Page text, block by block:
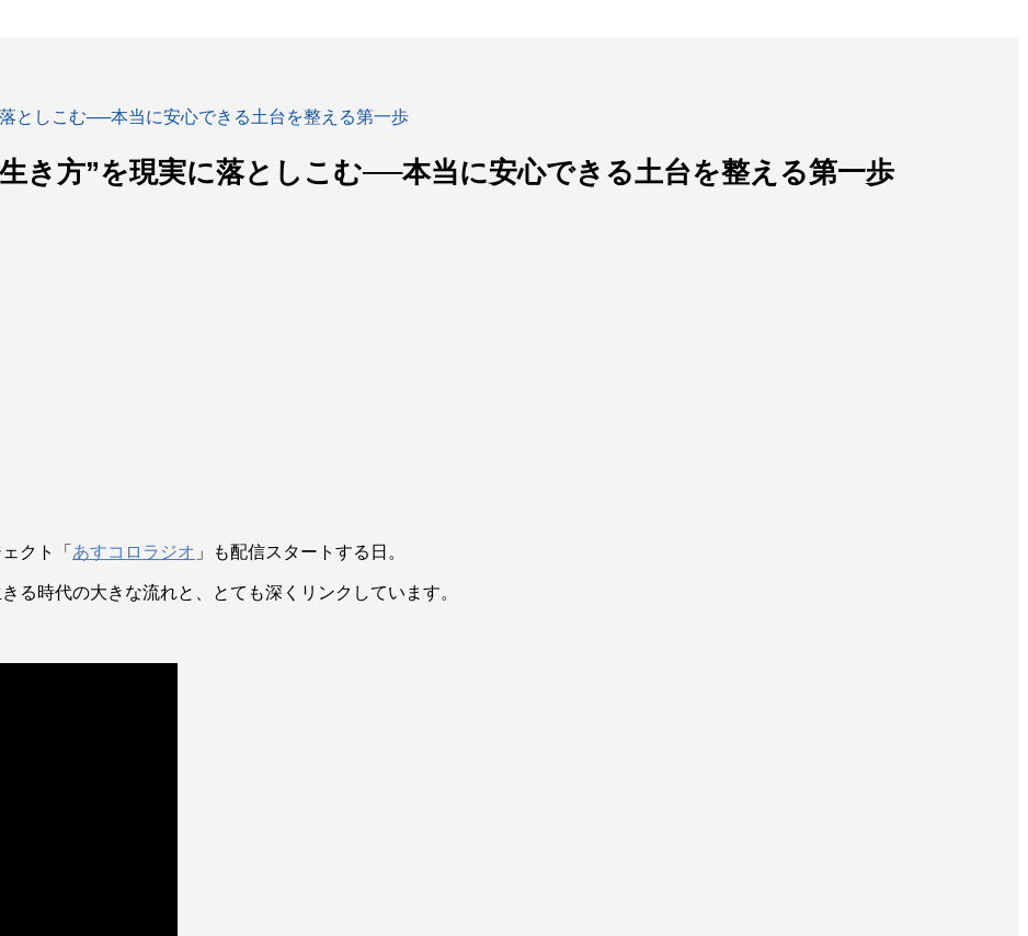
としこむ──本当に安心できる土台を整える第一歩
き方”を現実に落としこむ──本当に安心できる土台を整える第一歩
クト「 あすコロラジオ 」も配信スタートする日。
る時代の大きな流れと、とても深くリンクしています。